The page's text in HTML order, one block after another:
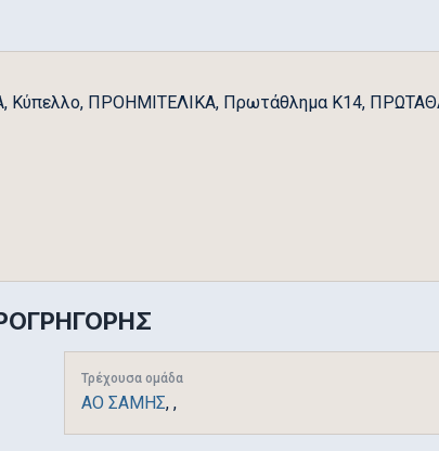
Κύπελλο, ΠΡΟΗΜΙΤΕΛΙΚΑ, Πρωτάθλημα Κ14,
Τρέχουσα ομάδα
ΑΟ ΣΑΜΗΣ, ,